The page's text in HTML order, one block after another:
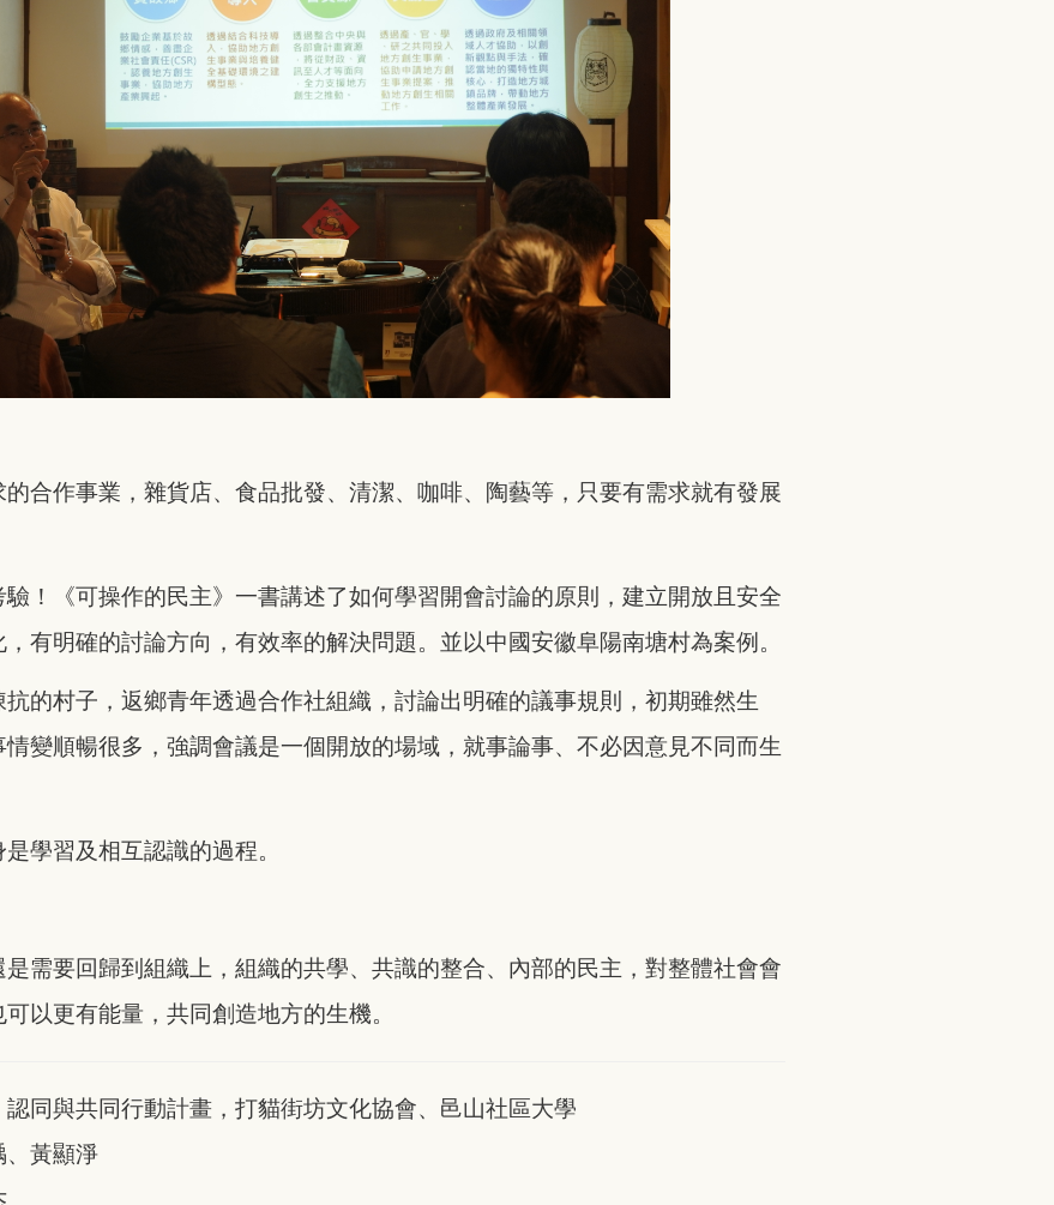
合作事業，雜貨店、食品批發、清潔、咖啡、陶藝等，只要有需求就有發展
！《可操作的民主》一書講述了如何學習開會討論的原則，建立開放且安全
有明確的討論方向，有效率的解決問題。並以中國安徽阜陽南塘村為案例。
的村子，返鄉青年透過合作社組織，討論出明確的議事規則，初期雖然生
變順暢很多，強調會議是一個開放的場域，就事論事、不必因意見不同而生
學習及相互認識的過程。
需要回歸到組織上，組織的共學、共識的整合、內部的民主，對整體社會會
以更有能量，共同創造地方的生機。
認同與共同行動計畫，打貓街坊文化協會、邑山社區大學
、黃顯淨